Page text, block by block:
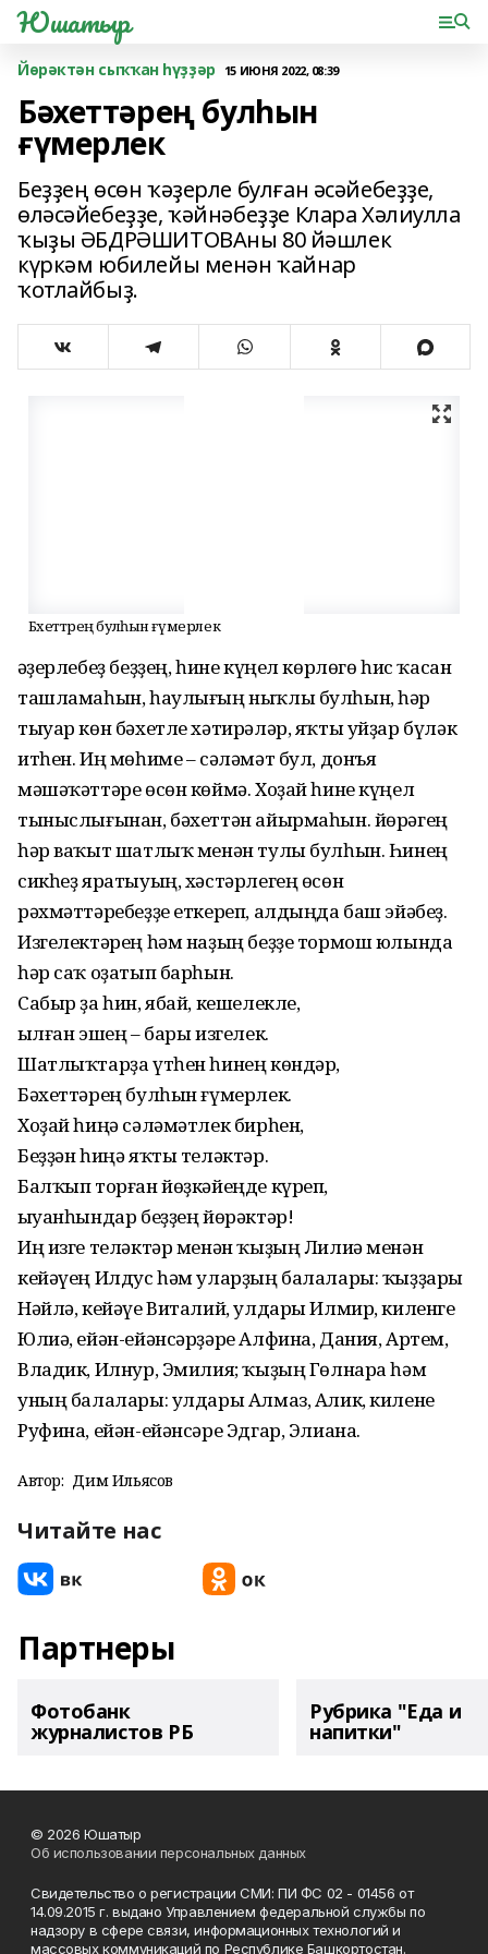
Юшатыр
Йөрәктән сыҡҡан һүҙҙәр 15 ИЮНЯ 2022, 08:39
Бәхеттәрең булһын
ғүмерлек
Беҙҙең өсөн ҡәҙерле булған әсәйебеҙҙе,
өләсәйебеҙҙе, ҡәйнәбеҙҙе Клара Хәлиулла
ҡыҙы ӘБДРӘШИТОВАны 80 йәшлек
күркәм юбилейы менән ҡайнар
ҡотлайбыҙ.
Бәхеттәрең булһын ғүмерлек
Ҡәҙерлебеҙ беҙҙең, һине күңел көрлөгө һис ҡасан
ташламаһын, һаулығың ныҡлы булһын, һәр
тыуар көн бәхетле хәтирәләр, яҡты уйҙар бүләк
итһен. Иң мөһиме – сәләмәт бул, донъя
мәшәҡәттәре өсөн көймә. Хоҙай һине күңел
тыныслығынан, бәхеттән айырмаһын. йөрәгең
һәр ваҡыт шатлыҡ менән тулы булһын. Һинең
сикһеҙ яратыуың, хәстәрлегең өсөн
рәхмәттәребеҙҙе еткереп, алдыңда баш эйәбеҙ.
Изгелектәрең һәм наҙың беҙҙе тормош юлында
һәр саҡ оҙатып барһын.
Сабыр ҙа һин, ябай, кешелекле,
Ҡылған эшең – бары изгелек.
Шатлыҡтарҙа үтһен һинең көндәр,
Бәхеттәрең булһын ғүмерлек.
Хоҙай һиңә сәләмәтлек бирһен,
Беҙҙән һиңә яҡты теләктәр.
Балҡып торған йөҙкәйеңде күреп,
Ҡыуанһындар беҙҙең йөрәктәр!
Иң изге теләктәр менән ҡыҙың Лилиә менән
кейәүең Илдус һәм уларҙың балалары: ҡыҙҙары
Нәйлә, кейәүе Виталий, улдары Илмир, киленге
Юлиә, ейән-ейәнсәрҙәре Алфина, Дания, Артем,
Владик, Илнур, Эмилия; ҡыҙың Гөлнара һәм
уның балалары: улдары Алмаз, Алик, килене
Руфина, ейән-ейәнсәре Эдгар, Элиана.
Автор: Дим Ильясов
Читайте нас
Партнеры
Фотобанк
журналистов РБ
Рубрика "Еда и
напитки"
© 2026 Юшатыр
Об использовании персональных данных
Свидетельство о регистрации СМИ: ПИ ФС 02 - 01456 от
14.09.2015 г. выдано Управлением федеральной службы по
надзору в сфере связи, информационных технологий и
массовых коммуникаций по Республике Башкортостан.